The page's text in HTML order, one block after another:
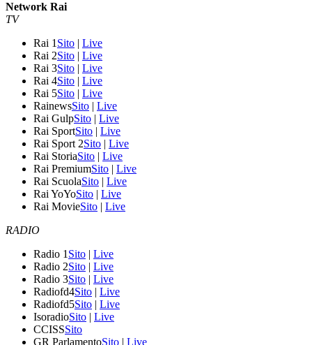
Network Rai
TV
Rai 1 Sito | Live
Rai 2Sito | Live
Rai 3Sito | Live
Rai 4Sito | Live
Rai 5Sito | Live
RainewsSito | Live
Rai GulpSito | Live
Rai SportSito | Live
Rai Sport 2Sito | Live
Rai StoriaSito | Live
Rai PremiumSito | Live
Rai ScuolaSito | Live
Rai YoYoSito | Live
Rai MovieSito | Live
RADIO
Radio 1 Sito | Live
Radio 2Sito | Live
Radio 3Sito | Live
Radiofd4Sito | Live
Radiofd5Sito | Live
IsoradioSito | Live
CCISSSito
GR ParlamentoSito | Live